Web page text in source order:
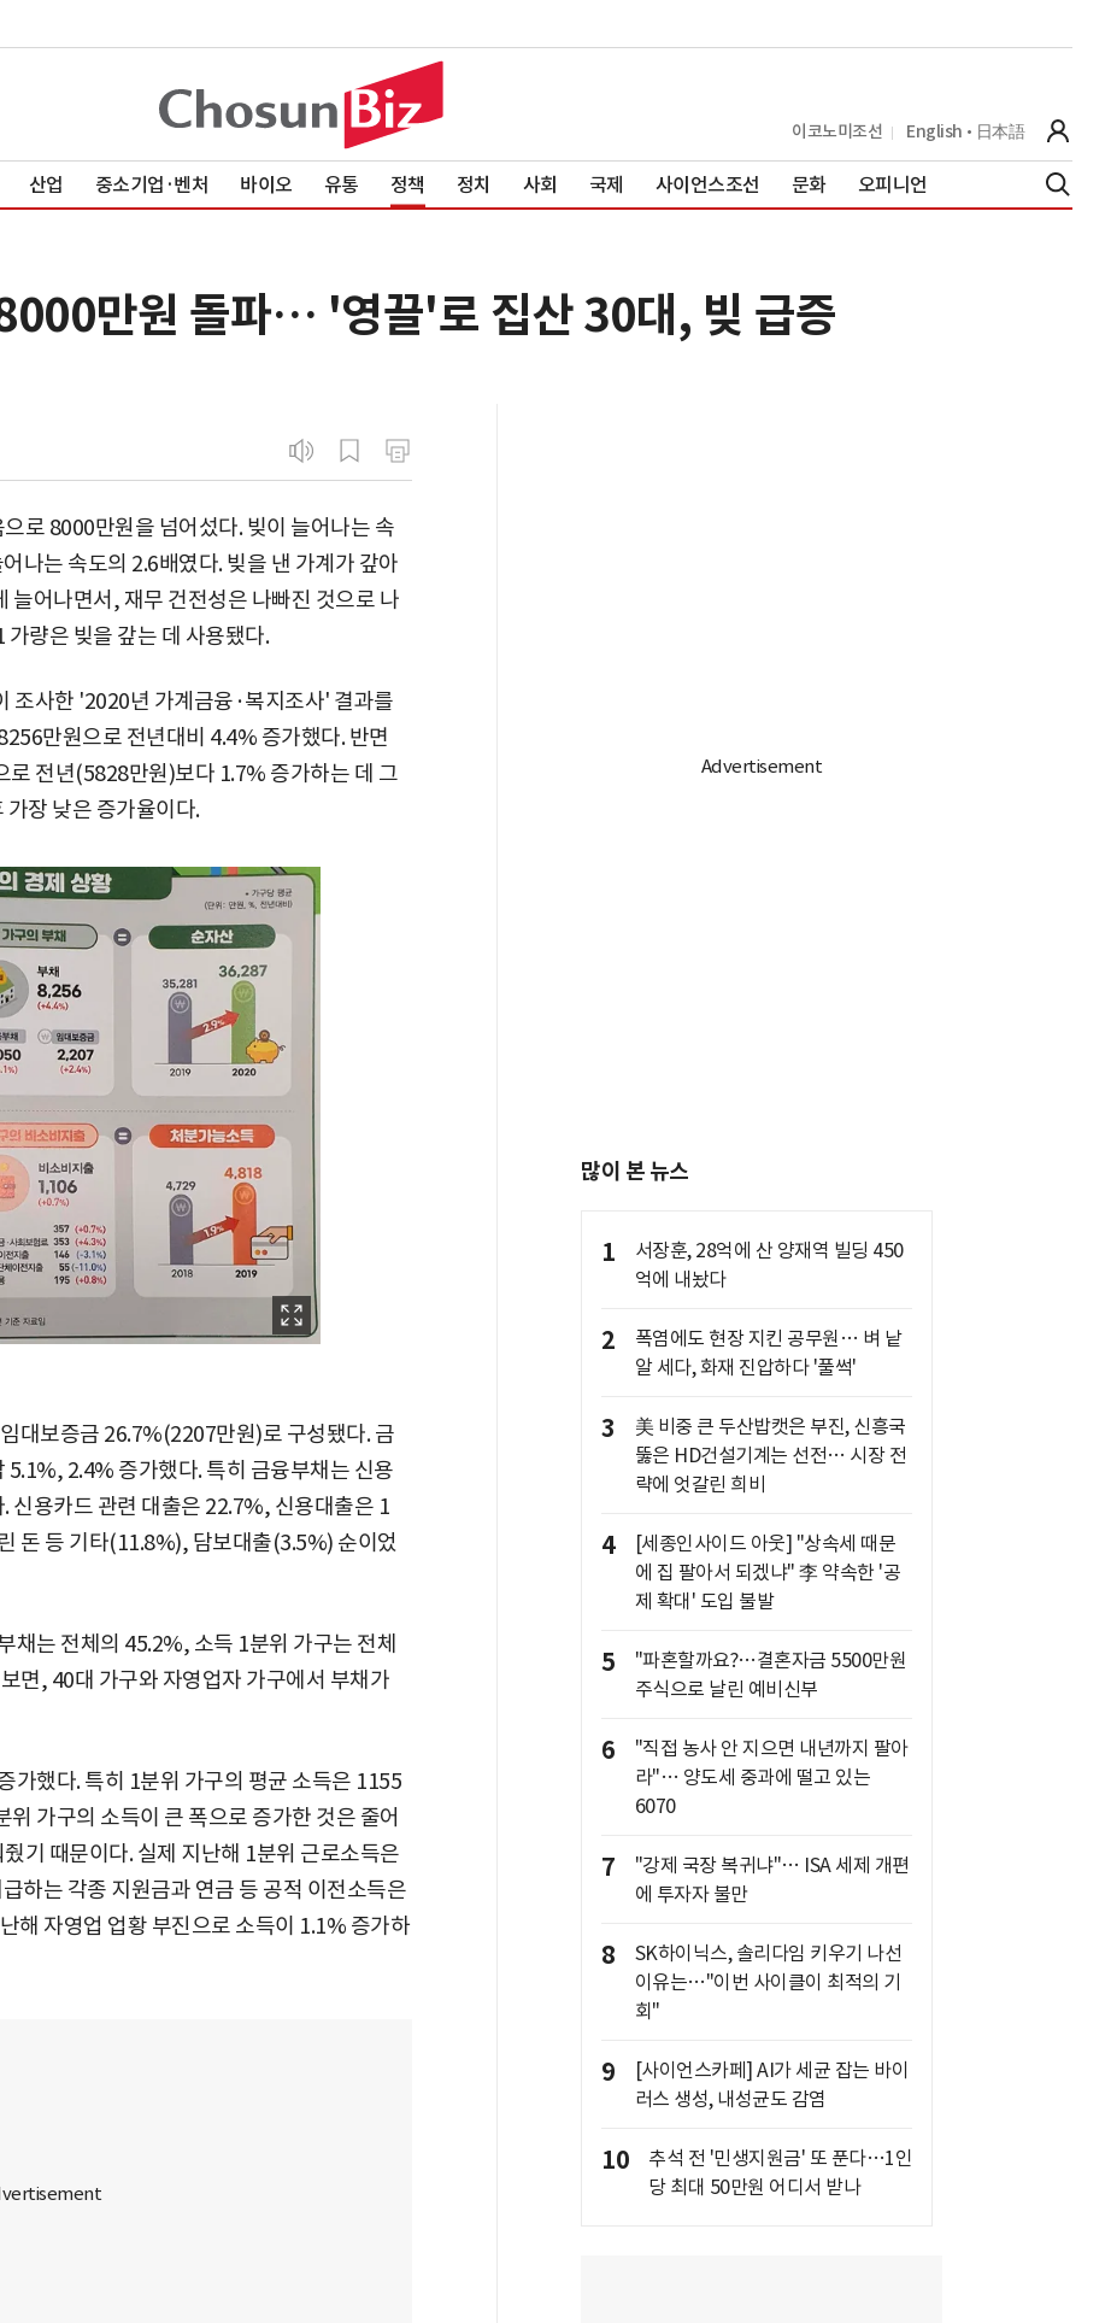
이코노미조선 English 日本語
산업 중소기업·벤처 바이오 유통 정책 정치 사회 국제 사이언스조선 문화 오피니언
만원 돌파… '영끌'로 집산 30대, 빚 급증
로 8000만원을 넘어섰다. 빚이 늘어나는 속
나는 속도의 2.6배였다. 빚을 낸 가계가 갚아
늘어나면서, 재무 건전성은 나빠진 것으로 나
량은 빚을 갚는 데 사용됐다.
조사한 '2020년 가계금융·복지조사' 결과를
만원으로 전년대비 4.4% 증가했다. 반면
전년(5828만원)보다 1.7% 증가하는 데 그
장 낮은 증가율이다.
대보증금 26.7%(2207만원)로 구성됐다. 금
2.4% 증가했다. 특히 금융부채는 신용
신용카드 관련 대출은 22.7%, 신용대출은 1
돈 등 기타(11.8%), 담보대출(3.5%) 순이었
채는 전체의 45.2%, 소득 1분위 가구는 전체
면, 40대 가구와 자영업자 가구에서 부채가
가했다. 특히 1분위 가구의 평균 소득은 1155
가구의 소득이 큰 폭으로 증가한 것은 줄어
기 때문이다. 실제 지난해 1분위 근로소득은
하는 각종 지원금과 연금 등 공적 이전소득은
해 자영업 업황 부진으로 소득이 1.1% 증가하
많이 본 뉴스
1
서장훈, 28억에 산 양재역 빌딩 450
억에 내놨다
2
폭염에도 현장 지킨 공무원… 벼 낱
알 세다, 화재 진압하다 '풀썩'
3
美 비중 큰 두산밥캣은 부진, 신흥국
뚫은 HD건설기계는 선전… 시장 전
략에 엇갈린 희비
4
[세종인사이드 아웃] "상속세 때문
에 집 팔아서 되겠냐" 李 약속한 '공
제 확대' 도입 불발
5
"파혼할까요?…결혼자금 5500만원
주식으로 날린 예비신부
6
"직접 농사 안 지으면 내년까지 팔아
라"… 양도세 중과에 떨고 있는
6070
7
"강제 국장 복귀냐"… ISA 세제 개편
에 투자자 불만
8
SK하이닉스, 솔리다임 키우기 나선
이유는…"이번 사이클이 최적의 기
회"
9
[사이언스카페] AI가 세균 잡는 바이
러스 생성, 내성균도 감염
10
추석 전 '민생지원금' 또 푼다…1인
당 최대 50만원 어디서 받나